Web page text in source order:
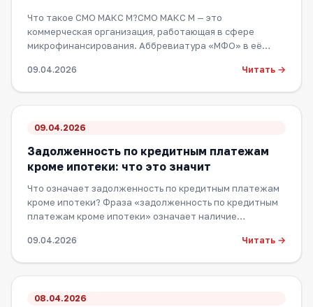
Что такое СМО МАКС М?СМО МАКС М — это
коммерческая организация, работающая в сфере
микрофинансирования. Аббревиатура «МФО» в её
09.04.2026 Читать →
09.04.2026
Задолженность по кредитным платежам
кроме ипотеки: что это значит
Что означает задолженность по кредитным платежам
кроме ипотеки? Фраза «задолженность по кредитным
платежам кроме ипотеки» означает наличие…
09.04.2026 Читать →
08.04.2026